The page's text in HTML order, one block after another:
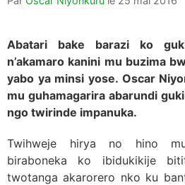
Abatari bake barazi ko
n’akamaro kanini mu buzima
yabo ya minsi yose. Oscar
mu guhamagarira abarundi
ngo twirinde impanuka.
Twihweje hirya no hino mu
biraboneka ko ibidukikije
twotanga akarorero nko ku